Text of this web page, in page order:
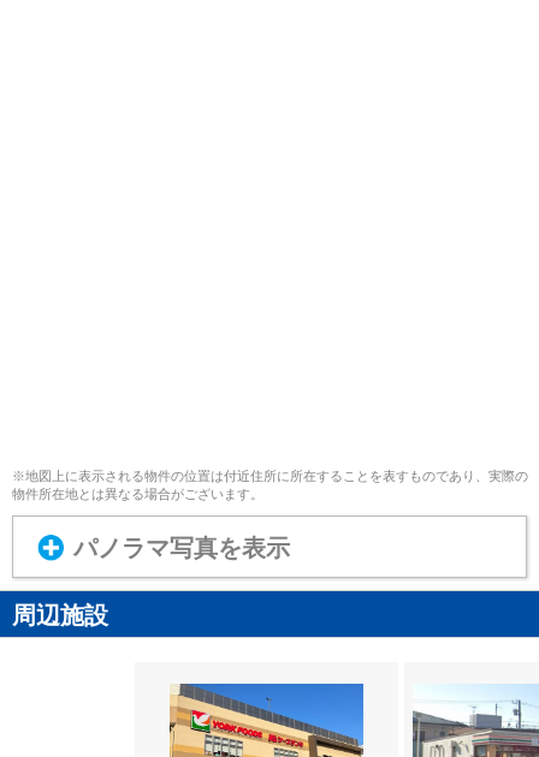
※地図上に表示される物件の位置は付近住所に所在することを表すものであり、実際の
物件所在地とは異なる場合がございます。
パノラマ写真を表示
周辺施設